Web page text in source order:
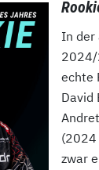
In der
2024/
echte
David
(2024
zwar